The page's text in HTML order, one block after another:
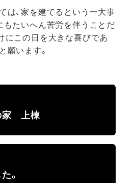
は、家を建てるという一大事
もたいへん苦労を伴うことだ
にこの日を大きな喜びであ
願います。
家 上棟
。